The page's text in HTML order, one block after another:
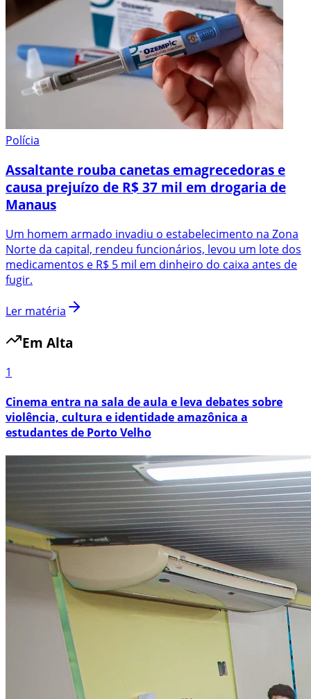
Polícia
Assaltante rouba canetas emagrecedoras e
causa prejuízo de R$ 37 mil em drogaria de
Manaus
Um homem armado invadiu o estabelecimento na Zona
Norte da capital, rendeu funcionários, levou um lote dos
medicamentos e R$ 5 mil em dinheiro do caixa antes de
fugir.
Ler matéria
Em Alta
1
Cinema entra na sala de aula e leva debates sobre
violência, cultura e identidade amazônica a
estudantes de Porto Velho